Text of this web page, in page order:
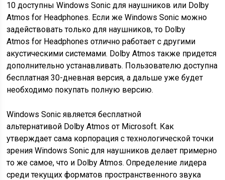
10 доступны Windows Sonic для наушников или Dolby
Atmos for Headphones. Если же Windows Sonic можно
задействовать только для наушников, то Dolby
Atmos for Headphones отлично работает с другими
акустическими системами. Dolby Atmos также придется
дополнительно устанавливать. Пользователю доступна
бесплатная 30-дневная версия, а дальше уже будет
необходимо покупать полную версию.
Windows Sonic является бесплатной
альтернативой Dolby Atmos от Microsoft. Как
утверждает сама корпорация с технологической точки
зрения Windows Sonic для наушников делает примерно
то же самое, что и Dolby Atmos. Определение лидера
среди текущих форматов пространственного звука